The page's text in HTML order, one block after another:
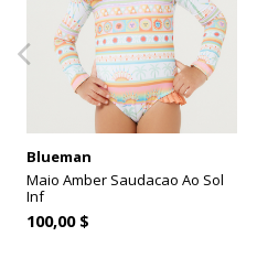
Blueman
Maio Amber Saudacao Ao Sol
Inf
100,00 $